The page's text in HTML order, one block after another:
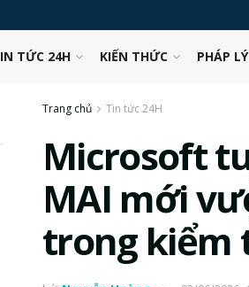
TỨC 24H KIẾN THỨC PHÁP LÝ
Trang chủ Tin tức 24H
Microsoft
MAI mới
trong kiểm